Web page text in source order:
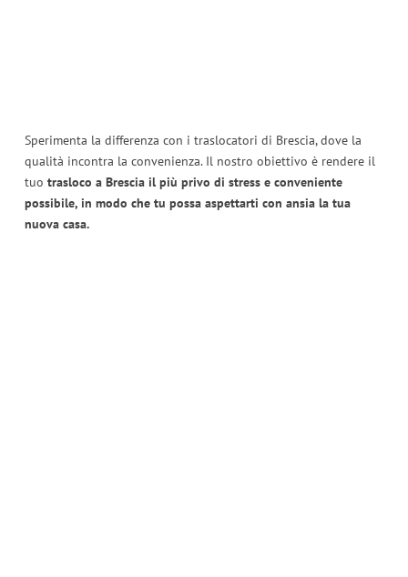
Sperimenta la differenza con i traslocatori di Brescia, dove la
qualità incontra la convenienza. Il nostro obiettivo è rendere il
tuo trasloco a Brescia il più privo di stress e conveniente
possibile, in modo che tu possa aspettarti con ansia la tua
nuova casa.